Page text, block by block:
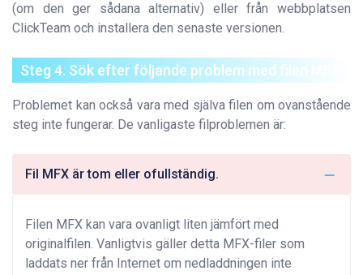
(om den ger sådana alternativ) eller från webbplatsen
ClickTeam och installera den senaste versionen.
Steg 4. Sök efter följande problem med filen MFX
Problemet kan också vara med själva filen om ovanstående
steg inte fungerar. De vanligaste filproblemen är:
Fil MFX är tom eller ofullständig.
Filen MFX kan vara ovanligt liten jämfört med
originalfilen. Vanligtvis gäller detta MFX-filer som
laddats ner från Internet om nedladdningen inte